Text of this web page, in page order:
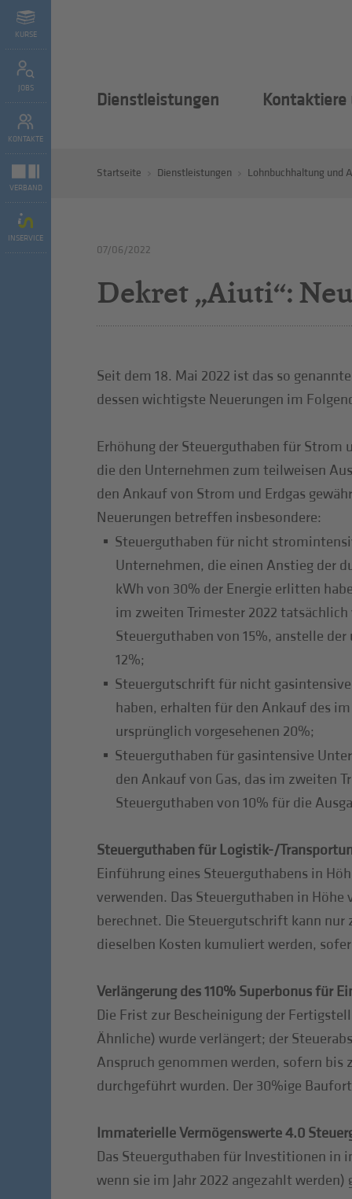
KURSE
JOBS
KONTAKTE
VERBAND
INSERVICE
Dienstleistungen Kontaktiere
Startseite Dienstleistungen Lohnbuchhaltung und
07/06/2022
Dekret „Aiuti“:
Seit dem 18. Mai 2022 ist das so
dessen wichtigste Neuerungen im
Erhöhung der Steuerguthaben für Strom
die den Unternehmen zum teilweisen
den Ankauf von Strom und Erdgas
Neuerungen betreffen insbesondere:
Steuerguthaben für nicht
Unternehmen, die einen Anstieg der
kWh von 30% der Energie erlitten
im zweiten Trimester 2022
Steuerguthaben von 15%, anstelle
12%;
Steuergutschrift für nicht
haben, erhalten für den Ankauf des
ursprünglich vorgesehenen 20%;
Steuerguthaben für gasintensive
den Ankauf von Gas, das im zweiten
Steuerguthaben von 10% für die
Steuerguthaben für Logistik-/
Einführung eines Steuerguthabens in
verwenden. Das Steuerguthaben in
berechnet. Die Steuergutschrift kann
dieselben Kosten kumuliert werden,
Verlängerung des 110% Superbonus für
Die Frist zur Bescheinigung der
Ähnliche) wurde verlängert; der
Anspruch genommen werden, sofern bis
durchgeführt wurden. Der 30%ige
Immaterielle Vermögenswerte 4.0
Das Steuerguthaben für Investitionen in
wenn sie im Jahr 2022 angezahlt